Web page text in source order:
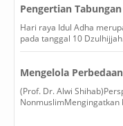
Pengertian
Hari raya Idul Adha
pada tanggal 10
Mengelola
(Prof. Dr. Alwi
NonmuslimMengingatkan